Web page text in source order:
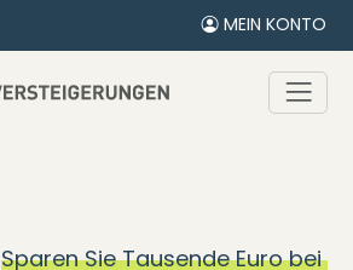
MEIN KONTO
Sparen Sie Tausende Euro bei